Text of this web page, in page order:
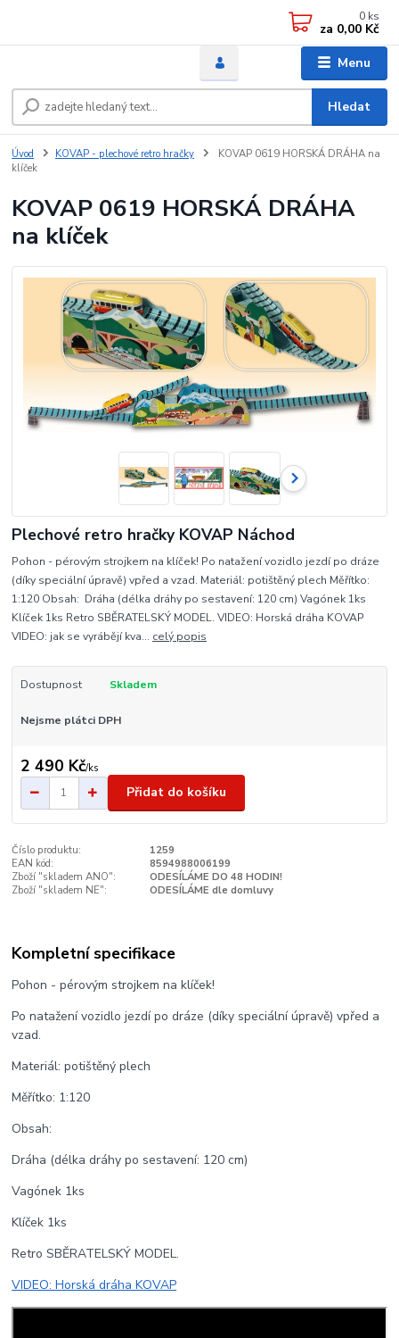
Menu
Hledat
0 ks
za 0,00 Kč
Úvod KOVAP - plechové retro hračky
KOVAP 0619 HORSKÁ DRÁHA na
klíček
KOVAP 0619 HORSKÁ DRÁHA
na klíček
Plechové retro hračky KOVAP Náchod
Pohon - pérovým strojkem na klíček! Po natažení vozidlo jezdí po dráze
(díky speciální úpravě) vpřed a vzad. Materiál: potištěný plech Měřítko:
1:120 Obsah: Dráha (délka dráhy po sestavení: 120 cm) Vagónek 1ks
Klíček 1ks Retro SBĚRATELSKÝ MODEL. VIDEO: Horská dráha KOVAP
VIDEO: jak se vyrábějí kva... celý popis
Dostupnost Skladem
Nejsme plátci DPH
2 490 Kč/ks
Přidat do košíku
Číslo produktu:
1259
EAN kód:
8594988006199
Zboží "skladem ANO":
ODESÍLÁME DO 48 HODIN!
Zboží "skladem NE":
ODESÍLÁME dle domluvy
Kompletní specifikace
Pohon - pérovým strojkem na klíček!
Po natažení vozidlo jezdí po dráze (díky speciální úpravě) vpřed a
vzad.
Materiál: potištěný plech
Měřítko: 1:120
Obsah:
Dráha (délka dráhy po sestavení: 120 cm)
Vagónek 1ks
Klíček 1ks
Retro SBĚRATELSKÝ MODEL.
VIDEO: Horská dráha KOVAP